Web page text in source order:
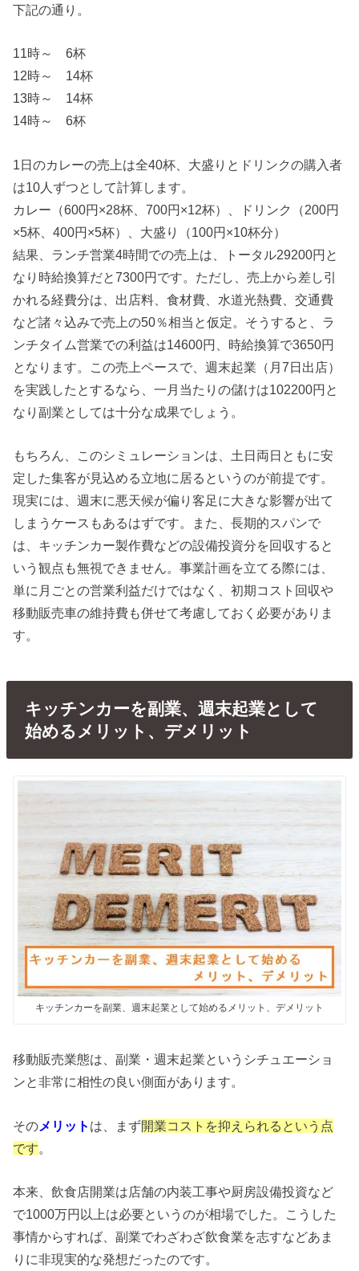
下記の通り。
11時～ 6杯
12時～ 14杯
13時～ 14杯
14時～ 6杯
1日のカレーの売上は全40杯、大盛りとドリンクの購入者
は10人ずつとして計算します。
カレー（600円×28杯、700円×12杯）、ドリンク（200円
×5杯、400円×5杯）、大盛り（100円×10杯分）
結果、ランチ営業4時間での売上は、トータル29200円と
なり時給換算だと7300円です。ただし、売上から差し引
かれる経費分は、出店料、食材費、水道光熱費、交通費
など諸々込みで売上の50％相当と仮定。そうすると、ラ
ンチタイム営業での利益は14600円、時給換算で3650円
となります。この売上ペースで、週末起業（月7日出店）
を実践したとするなら、一月当たりの儲けは102200円と
なり副業としては十分な成果でしょう。
もちろん、このシミュレーションは、土日両日ともに安
定した集客が見込める立地に居るというのが前提です。
現実には、週末に悪天候が偏り客足に大きな影響が出て
しまうケースもあるはずです。また、長期的スパンで
は、キッチンカー製作費などの設備投資分を回収すると
いう観点も無視できません。事業計画を立てる際には、
単に月ごとの営業利益だけではなく、初期コスト回収や
移動販売車の維持費も併せて考慮しておく必要がありま
す。
キッチンカーを副業、週末起業として
始めるメリット、デメリット
キッチンカーを副業、週末起業として始めるメリット、デメリット
移動販売業態は、副業・週末起業というシチュエーショ
ンと非常に相性の良い側面があります。
そのメリット は、まず開業コストを抑えられるという点
です。
本来、飲食店開業は店舗の内装工事や厨房設備投資など
で1000万円以上は必要というのが相場でした。こうした
事情からすれば、副業でわざわざ飲食業を志すなどあま
りに非現実的な発想だったのです。